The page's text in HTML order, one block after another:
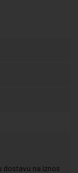
dostavu na iznos